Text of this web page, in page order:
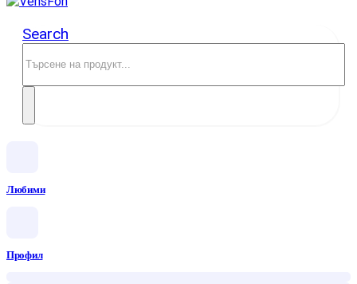
Search
Любими
Профил